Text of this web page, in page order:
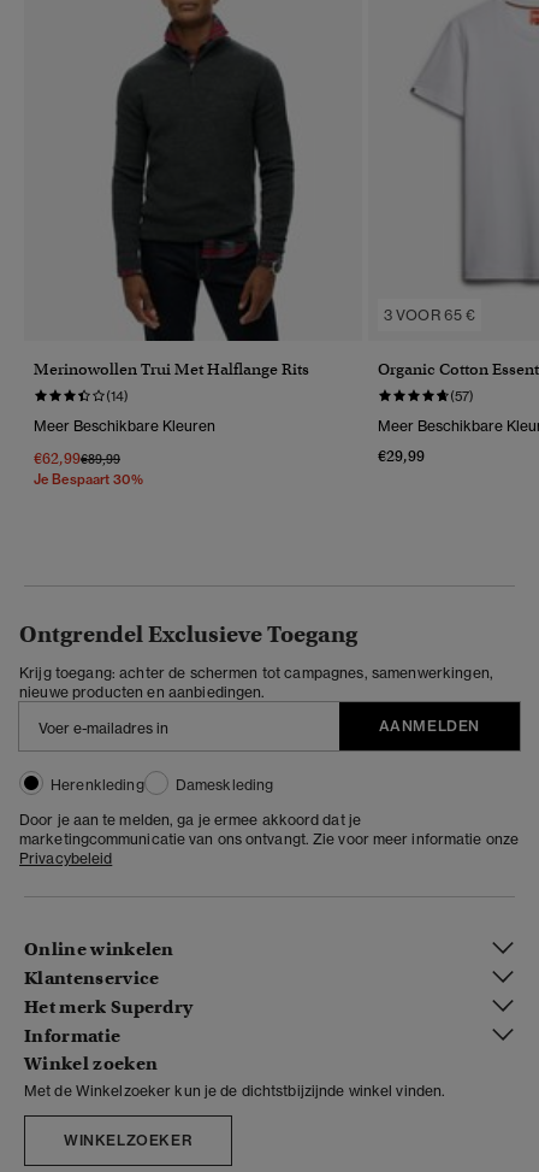
Merinowollen Trui Met Halflange Rits
(14)
Meer Beschikbare Kleuren
€62,99Prijs Verlaagd Van
€89,99Naar
Je Bespaart 30%
3 VOOR 65 €
Organic Cotton
(57)
Meer Beschikbare
€29,99
Ontgrendel Exclusieve Toegang
Krijg toegang: achter de schermen tot campagnes, samenwerkingen,
nieuwe producten en aanbiedingen.
AANMELDEN
Herenkleding
Dameskleding
Door je aan te melden, ga je ermee akkoord dat je
marketingcommunicatie van ons ontvangt. Zie voor meer informatie onze
Privacybeleid
Online winkelen
Klantenservice
Het merk Superdry
Informatie
Winkel zoeken
Met de Winkelzoeker kun je de dichtstbijzijnde winkel vinden.
WINKELZOEKER